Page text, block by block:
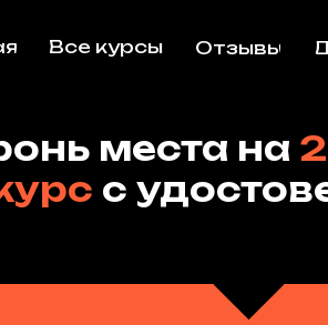
Отзывы
Все курсы
места на
с